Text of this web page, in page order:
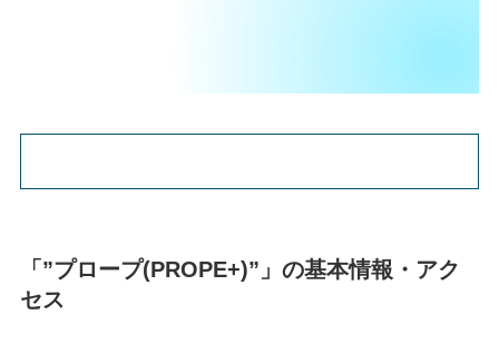
「”プロープ(PROPE+)”」の基本情報・アク
セス